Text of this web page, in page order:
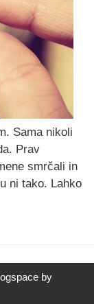
Sama nikoli
Prav
smrčali in
ni tako. Lahko
by